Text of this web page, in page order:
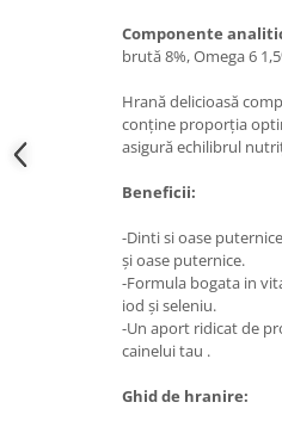
Componente
brută 8%, Omega 6
Hrană delicioasă
conține proporția
asigură echilibrul
Beneficii:
-Dinti si oase
și oase puternice.
-Formula bogata in
iod și seleniu.
-Un aport ridicat de
cainelui tau .
Ghid de hranire: